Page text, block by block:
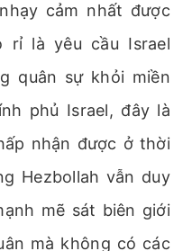
cảm nhất được
là yêu cầu Israel
quân sự khỏi miền
phủ Israel, đây là
nhận được ở thời
Hezbollah vẫn duy
mẽ sát biên giới
mà không có các